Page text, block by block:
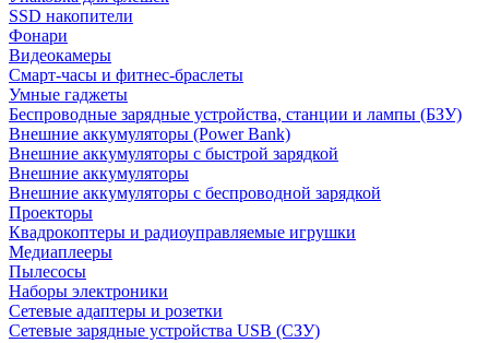
SSD накопители
Фонари
Видеокамеры
Смарт-часы и фитнес-браслеты
Умные гаджеты
Беспроводные зарядные устройства, станции и лампы (БЗУ)
Внешние аккумуляторы (Power Bank)
Внешние аккумуляторы с быстрой зарядкой
Внешние аккумуляторы
Внешние аккумуляторы с беспроводной зарядкой
Проекторы
Квадрокоптеры и радиоуправляемые игрушки
Медиаплееры
Пылесосы
Наборы электроники
Сетевые адаптеры и розетки
Сетевые зарядные устройства USB (СЗУ)